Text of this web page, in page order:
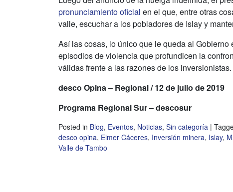
pronunciamiento oficial en el que, entre otras
valle, escuchar a los pobladores de Islay y
Así las cosas, lo único que le queda al
episodios de violencia que profundicen la
válidas frente a las razones de los inversionistas.
desco Opina – Regional / 12 de julio de 2019
Programa Regional Sur – descosur
Posted in Blog, Eventos, Noticias, Sin categoría |
desco opina, Elmer Cáceres, Inversión minera, Islay,
Valle de Tambo